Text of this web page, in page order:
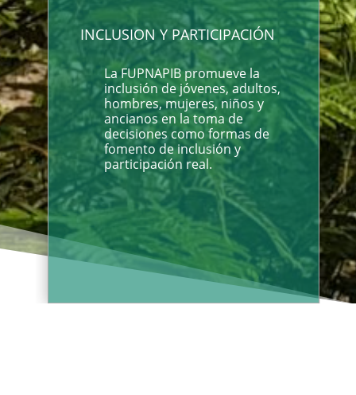
INCLUSION Y PARTICIPACIÓN
La FUPNAPIB promueve la
inclusión de jóvenes, adultos,
hombres, mujeres, niños y
ancianos en la toma de
decisiones como formas de
fomento de inclusión y
participación real.